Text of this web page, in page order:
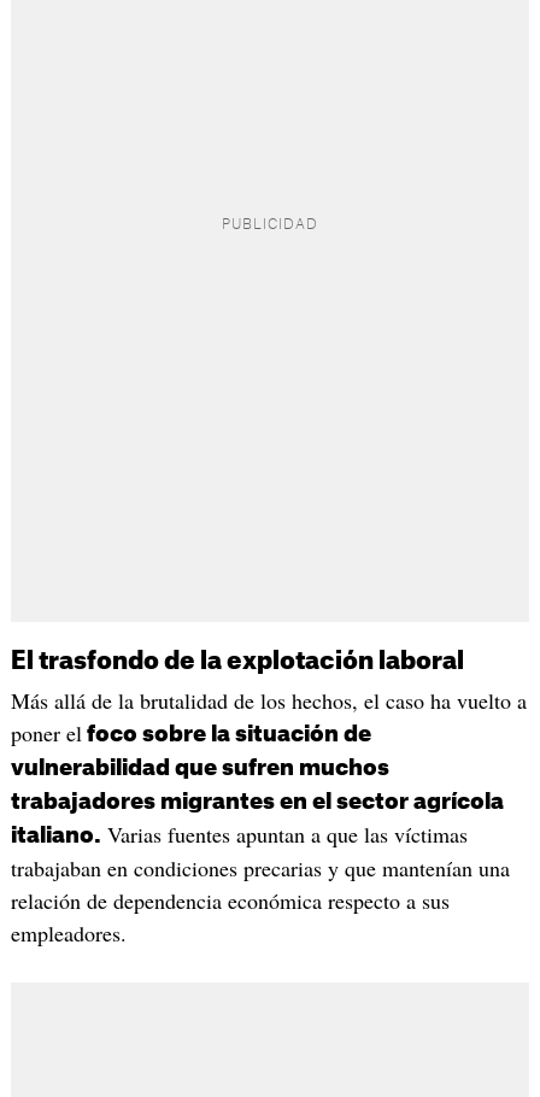
El trasfondo de la explotación laboral
Más allá de la brutalidad de los hechos, el caso ha vuelto a
poner el foco sobre la situación de
vulnerabilidad que sufren muchos
trabajadores migrantes en el sector agrícola
italiano. Varias fuentes apuntan a que las víctimas
trabajaban en condiciones precarias y que mantenían una
relación de dependencia económica respecto a sus
empleadores.